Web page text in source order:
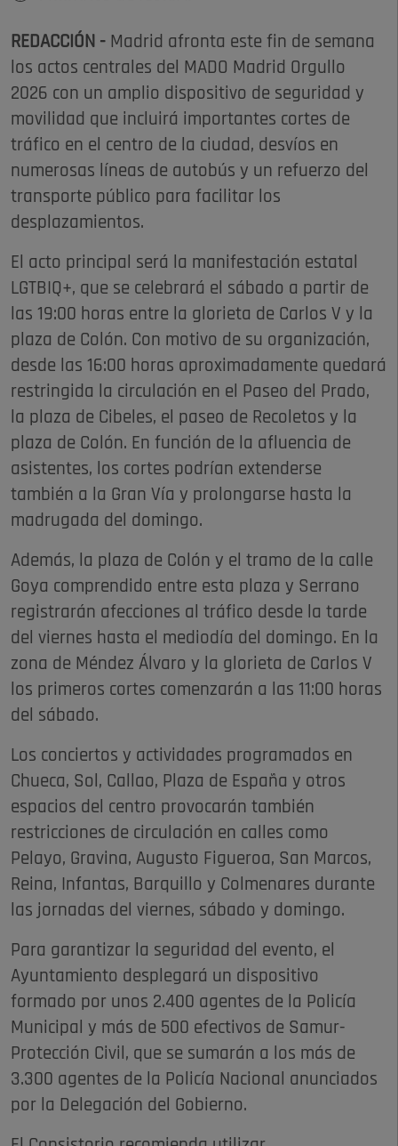
REDACCIÓN - Madrid afronta este fin de semana
los actos centrales del MADO Madrid Orgullo
2026 con un amplio dispositivo de seguridad y
movilidad que incluirá importantes cortes de
tráfico en el centro de la ciudad, desvíos en
numerosas líneas de autobús y un refuerzo del
transporte público para facilitar los
desplazamientos.
El acto principal será la manifestación estatal
LGTBIQ+, que se celebrará el sábado a partir de
las 19:00 horas entre la glorieta de Carlos V y la
plaza de Colón. Con motivo de su organización,
desde las 16:00 horas aproximadamente quedará
restringida la circulación en el Paseo del Prado,
la plaza de Cibeles, el paseo de Recoletos y la
plaza de Colón. En función de la afluencia de
asistentes, los cortes podrían extenderse
también a la Gran Vía y prolongarse hasta la
madrugada del domingo.
Además, la plaza de Colón y el tramo de la calle
Goya comprendido entre esta plaza y Serrano
registrarán afecciones al tráfico desde la tarde
del viernes hasta el mediodía del domingo. En la
zona de Méndez Álvaro y la glorieta de Carlos V
los primeros cortes comenzarán a las 11:00 horas
del sábado.
Los conciertos y actividades programados en
Chueca, Sol, Callao, Plaza de España y otros
espacios del centro provocarán también
restricciones de circulación en calles como
Pelayo, Gravina, Augusto Figueroa, San Marcos,
Reina, Infantas, Barquillo y Colmenares durante
las jornadas del viernes, sábado y domingo.
Para garantizar la seguridad del evento, el
Ayuntamiento desplegará un dispositivo
formado por unos 2.400 agentes de la Policía
Municipal y más de 500 efectivos de Samur-
Protección Civil, que se sumarán a los más de
3.300 agentes de la Policía Nacional anunciados
por la Delegación del Gobierno.